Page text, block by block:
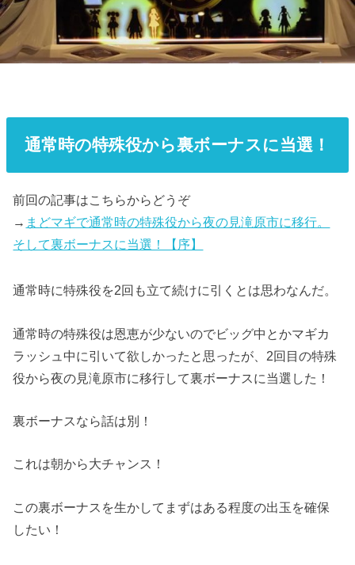
通常時の特殊役から裏ボーナスに当選！
前回の記事はこちらからどうぞ
→ まどマギで通常時の特殊役から夜の見滝原市に移行。
そして裏ボーナスに当選！【序】
通常時に特殊役を2回も立て続けに引くとは思わなんだ。
通常時の特殊役は恩恵が少ないのでビッグ中とかマギカ
ラッシュ中に引いて欲しかったと思ったが、2回目の特殊
役から夜の見滝原市に移行して裏ボーナスに当選した！
裏ボーナスなら話は別！
これは朝から大チャンス！
この裏ボーナスを生かしてまずはある程度の出玉を確保
したい！